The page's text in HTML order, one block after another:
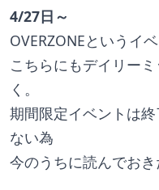
4/27日～
OVERZONEというイ
こちらにもデイリー
く。
期間限定イベントは
ない為
今のうちに読んでおき